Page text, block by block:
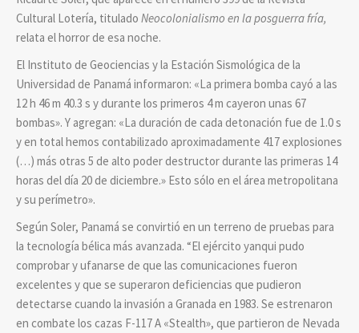
Cultural Lotería, titulado Neocolonialismo en la posguerra fría,
relata el horror de esa noche.
El Instituto de Geociencias y la Estación Sismológica de la
Universidad de Panamá informaron: «La primera bomba cayó a las
12 h 46 m 40.3 s y durante los primeros 4 m cayeron unas 67
bombas». Y agregan: «La duración de cada detonación fue de 1.0 s
y en total hemos contabilizado aproximadamente 417 explosiones
(…) más otras 5 de alto poder destructor durante las primeras 14
horas del día 20 de diciembre.» Esto sólo en el área metropolitana
y su perímetro».
Según Soler, Panamá se convirtió en un terreno de pruebas para
la tecnología bélica más avanzada. “El ejército yanqui pudo
comprobar y ufanarse de que las comunicaciones fueron
excelentes y que se superaron deficiencias que pudieron
detectarse cuando la invasión a Granada en 1983. Se estrenaron
en combate los cazas F-117 A «Stealth», que partieron de Nevada